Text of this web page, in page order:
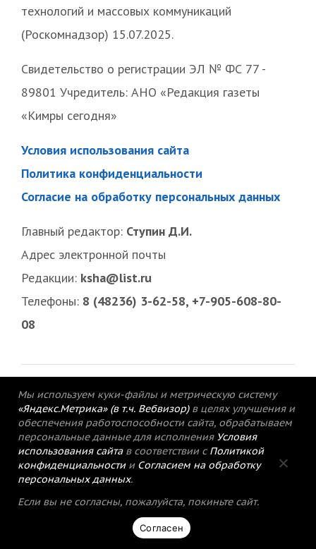
технологий и массовых коммуникаций
(Роскомнадзор) 15.07.2025.
Свидетельство о регистрации ЭЛ № ФС 77 -
89801 Учредитель: АНО «Редакция газеты
«Кимры сегодня»
Условия использования сайта
Политика конфиденциальности
Согласие на обработку персональных данных
Главный редактор: Ступин Д.И.
Адрес электронной почты
Редакции: ksha@list.ru
Телефоны: 8 (48236) 3-62-58, +7-905-608-80-
08
© 2015-2021 Редакция газеты «Кимрский
вестник».
Политика конфиденциальности
Мы используем куки-файлы и метрическую систему
«Яндекс.Метрика» (в т.ч. Вебвизор) в целях улучшения и
обеспечения работоспособности сайта, обрабатываем
персональные данные для исполнения Условия
использования сайтав соответствии с Политикой
конфиденциальностии Согласием на обработку
персональных данных.
Если вы не согласны, пожалуйста, покиньте сайт.
Согласен